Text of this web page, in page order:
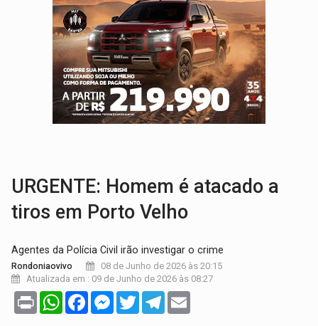
LUDOPATIA:Apostas online começam a afetar produtividade e rotina
REFLORESTAMENTO:Plantar árvores não será mais suficiente para
OVNIS NA LUA:Cientistas alertam para possível base secreta no satélite
ACABOU COM PEUGEOT:Incêndio destrói carro que era rebocado para oficina
URGENTE: Homem é atacado a
tiros em Porto Velho
Agentes da Polícia Civil irão investigar o crime
Rondoniaovivo
08 de Junho de 2026 às 20:15
Atualizada em : 09 de Junho de 2026 às 08:27
Print WhatsAppFacebookMessenger
TwitterTelegram